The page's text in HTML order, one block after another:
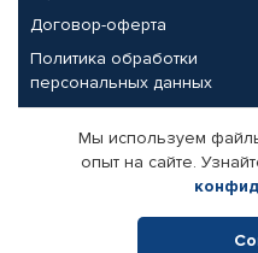
Договор-оферта
Политика обработки
персональных данных
Партнерам
Корпоративным клиентам
Поставщикам
Мы используем
опыт на сайте.